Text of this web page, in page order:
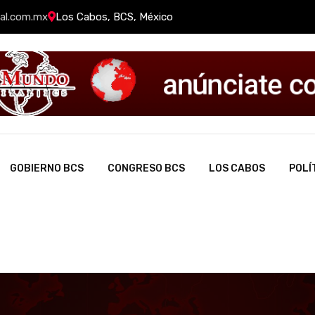
Los Cabos, BCS, México
GOBIERNO BCS CONGRESO BCS LOS CABOS